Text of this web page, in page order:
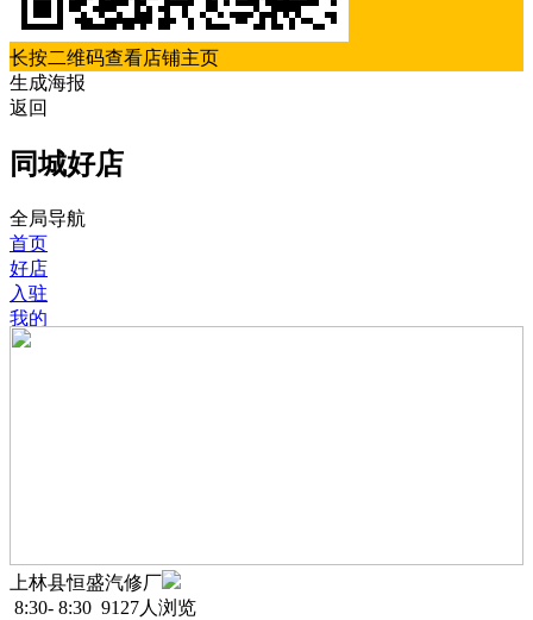
长按二维码查看店铺主页
生成海报
返回
同城好店
全局导航
首页
好店
入驻
我的
上林县恒盛汽修厂
8:30- 8:30 9127人浏览